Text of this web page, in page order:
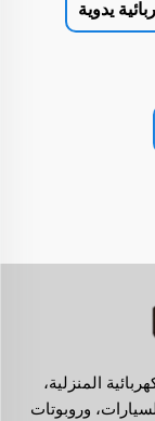
يدوية
المنزلية،
وروبوتات